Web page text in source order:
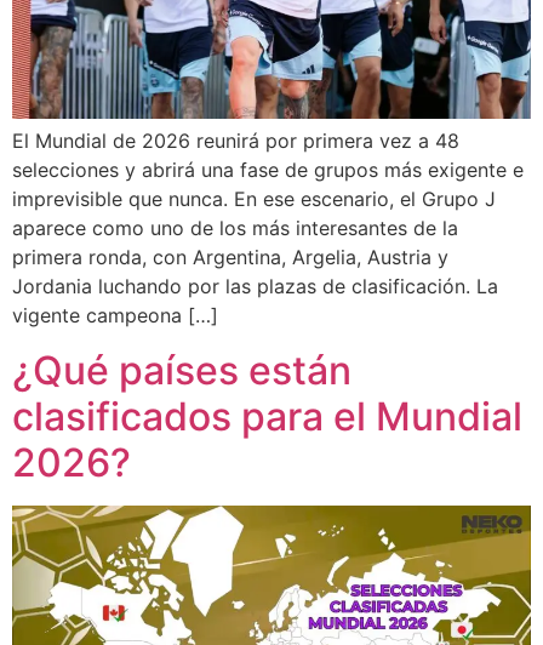
El Mundial de 2026 reunirá por primera vez a 48
selecciones y abrirá una fase de grupos más exigente e
imprevisible que nunca. En ese escenario, el Grupo J
aparece como uno de los más interesantes de la
primera ronda, con Argentina, Argelia, Austria y
Jordania luchando por las plazas de clasificación. La
vigente campeona […]
¿Qué países están
clasificados para el Mundial
2026?